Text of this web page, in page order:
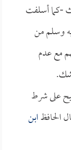
-كما أسلفت
وسلم من
مع عدم
على شرط
الحافظابن